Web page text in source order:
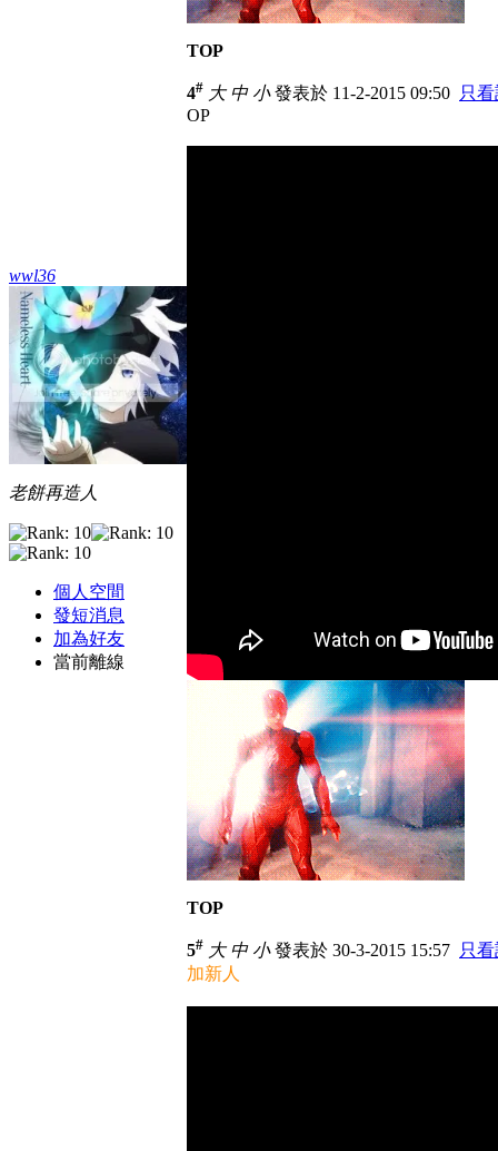
TOP
wwl36
老餅再造人
個人空間
發短消息
加為好友
當前離線
4# 大 中 小發表於 11-2-2015 09:50 只
OP
TOP
5# 大 中 小發表於 30-3-2015 15:57 只
加新人